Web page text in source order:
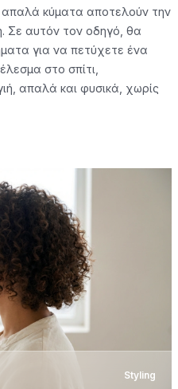
απαλά κύματα αποτελούν την
Σε αυτόν τον οδηγό, θα
για να πετύχετε ένα
στο σπίτι,
απαλά και φυσικά, χωρίς
Styling